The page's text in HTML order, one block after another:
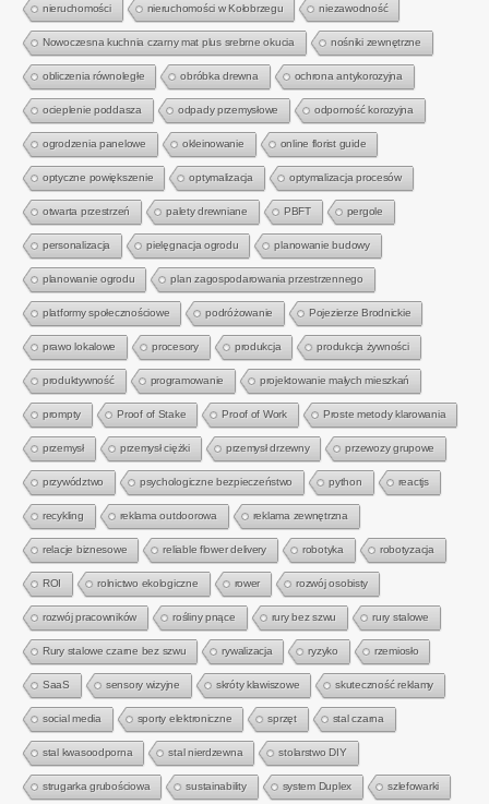
nieruchomości nieruchomości w Kołobrzegu niezawodność
Nowoczesna kuchnia czarny mat plus srebrne okucia nośniki zewnętrzne
obliczenia równoległe obróbka drewna ochrona antykorozyjna
ocieplenie poddasza odpady przemysłowe odporność korozyjna
ogrodzenia panelowe okleinowanie online florist guide
optyczne powiększenie optymalizacja optymalizacja procesów
otwarta przestrzeń palety drewniane PBFT pergole
personalizacja pielęgnacja ogrodu planowanie budowy
planowanie ogrodu plan zagospodarowania przestrzennego
platformy społecznościowe podróżowanie Pojezierze Brodnickie
prawo lokalowe procesory produkcja produkcja żywności
produktywność programowanie projektowanie małych mieszkań
prompty Proof of Stake Proof of Work Proste metody klarowania
przemysł przemysł ciężki przemysł drzewny przewozy grupowe
przywództwo psychologiczne bezpieczeństwo python reactjs
recykling reklama outdoorowa reklama zewnętrzna
relacje biznesowe reliable flower delivery robotyka robotyzacja
ROI rolnictwo ekologiczne rower rozwój osobisty
rozwój pracowników rośliny pnące rury bez szwu rury stalowe
Rury stalowe czarne bez szwu rywalizacja ryzyko rzemiosło
SaaS sensory wizyjne skróty klawiszowe skuteczność reklamy
social media sporty elektroniczne sprzęt stal czarna
stal kwasoodporna stal nierdzewna stolarstwo DIY
strugarka grubościowa sustainability system Duplex szlefowarki